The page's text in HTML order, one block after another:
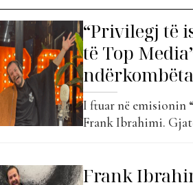
“Privilegj të
të Top
I ftuar në emisionin
Frank Ibrahimi.
zhvillimin e...
Frank